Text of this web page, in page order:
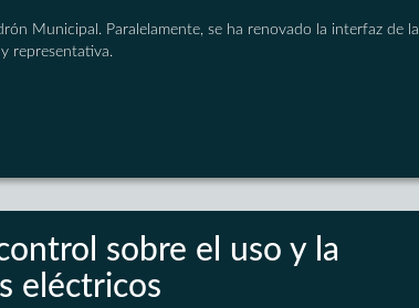
Municipal. Paralelamente, se ha renovado la interfaz de la
representativa.
sobre el uso y la
eléctricos